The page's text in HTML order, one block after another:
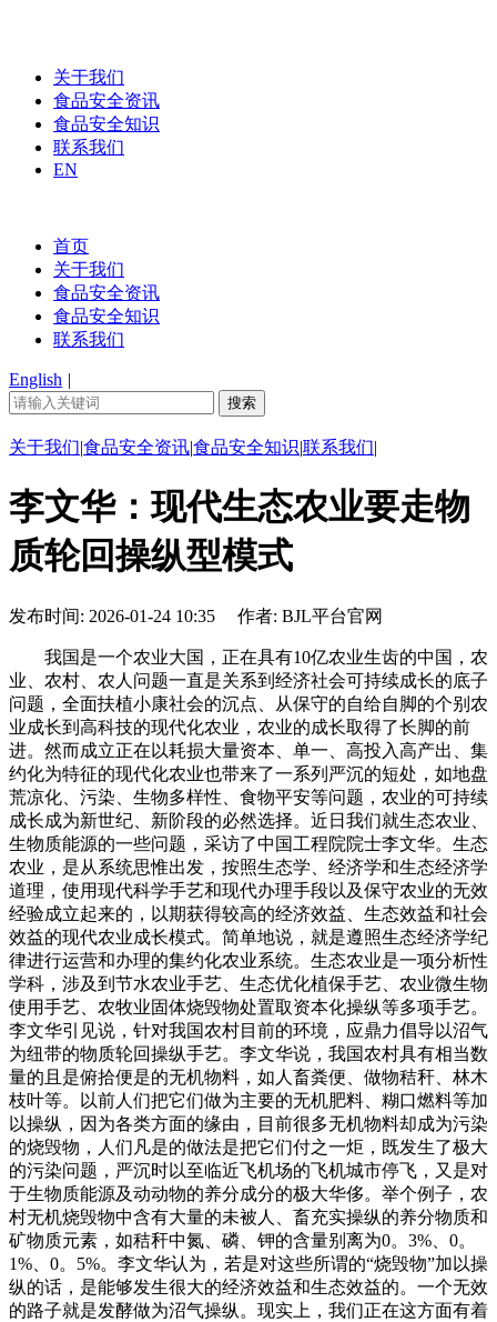
关于我们
食品安全资讯
食品安全知识
联系我们
EN
首页
关于我们
食品安全资讯
食品安全知识
联系我们
English |
关于我们|食品安全资讯|食品安全知识|联系我们|
李文华：现代生态农业要走物
质轮回操纵型模式
发布时间: 2026-01-24 10:35 作者: BJL平台官网
我国是一个农业大国，正在具有10亿农业生齿的中国，农
业、农村、农人问题一直是关系到经济社会可持续成长的底子
问题，全面扶植小康社会的沉点、从保守的自给自脚的个别农
业成长到高科技的现代化农业，农业的成长取得了长脚的前
进。然而成立正在以耗损大量资本、单一、高投入高产出、集
约化为特征的现代化农业也带来了一系列严沉的短处，如地盘
荒凉化、污染、生物多样性、食物平安等问题，农业的可持续
成长成为新世纪、新阶段的必然选择。近日我们就生态农业、
生物质能源的一些问题，采访了中国工程院院士李文华。生态
农业，是从系统思惟出发，按照生态学、经济学和生态经济学
道理，使用现代科学手艺和现代办理手段以及保守农业的无效
经验成立起来的，以期获得较高的经济效益、生态效益和社会
效益的现代农业成长模式。简单地说，就是遵照生态经济学纪
律进行运营和办理的集约化农业系统。生态农业是一项分析性
学科，涉及到节水农业手艺、生态优化植保手艺、农业微生物
使用手艺、农牧业固体烧毁物处置取资本化操纵等多项手艺。
李文华引见说，针对我国农村目前的环境，应鼎力倡导以沼气
为纽带的物质轮回操纵手艺。李文华说，我国农村具有相当数
量的且是俯拾便是的无机物料，如人畜粪便、做物秸秆、林木
枝叶等。以前人们把它们做为主要的无机肥料、糊口燃料等加
以操纵，因为各类方面的缘由，目前很多无机物料却成为污染
的烧毁物，人们凡是的做法是把它们付之一炬，既发生了极大
的污染问题，严沉时以至临近飞机场的飞机城市停飞，又是对
于生物质能源及动动物的养分成分的极大华侈。举个例子，农
村无机烧毁物中含有大量的未被人、畜充实操纵的养分物质和
矿物质元素，如秸秆中氮、磷、钾的含量别离为0。3%、0。
1%、0。5%。李文华认为，若是对这些所谓的“烧毁物”加以操
纵的话，是能够发生很大的经济效益和生态效益的。一个无效
的路子就是发酵做为沼气操纵。现实上，我们正在这方面有着